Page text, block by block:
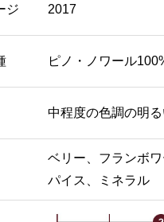
ジ 2017
ピノ・ノワール
中程度の色調の明
ベリー、フランボ
パイス、ミネラル